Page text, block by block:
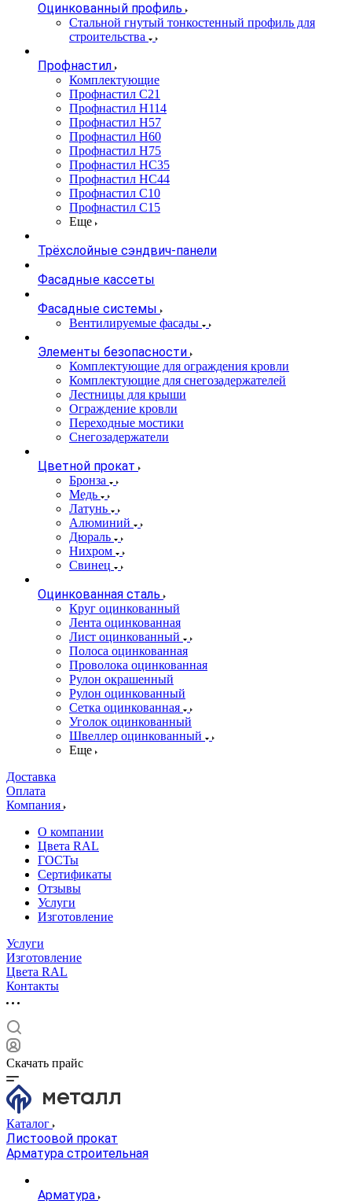
Оцинкованный профиль
Стальной гнутый тонкостенный профиль для
строительства
Профнастил
Комплектующие
Профнастил C21
Профнастил Н114
Профнастил Н57
Профнастил Н60
Профнастил Н75
Профнастил НС35
Профнастил НС44
Профнастил С10
Профнастил С15
Еще
Трёхслойные сэндвич-панели
Фасадные кассеты
Фасадные системы
Вентилируемые фасады
Элементы безопасности
Комплектующие для ограждения кровли
Комплектующие для снегозадержателей
Лестницы для крыши
Ограждение кровли
Переходные мостики
Снегозадержатели
Цветной прокат
Бронза
Медь
Латунь
Алюминий
Дюраль
Нихром
Свинец
Оцинкованная сталь
Круг оцинкованный
Лента оцинкованная
Лист оцинкованный
Полоса оцинкованная
Проволока оцинкованная
Рулон окрашенный
Рулон оцинкованный
Сетка оцинкованная
Уголок оцинкованный
Швеллер оцинкованный
Еще
Доставка
Оплата
Компания
О компании
Цвета RAL
ГОСТы
Сертификаты
Отзывы
Услуги
Изготовление
Услуги
Изготовление
Цвета RAL
Контакты
Скачать прайс
Каталог
Листоовой прокат
Арматура строительная
Арматура